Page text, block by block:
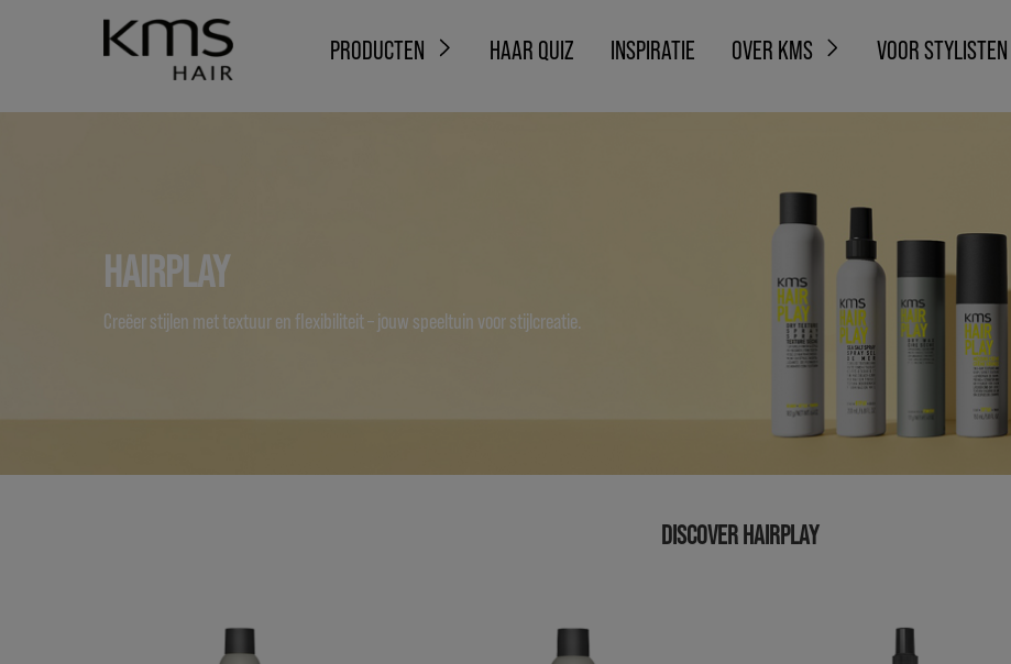
PRODUCTEN HAAR QUIZ INSPIRATIE OVER KMS VOOR STYLISTEN
HAIRPLAY
Creëer stijlen met textuur en flexibiliteit – jouw speeltuin voor stijlcreatie.
DISCOVER HAIRPLAY